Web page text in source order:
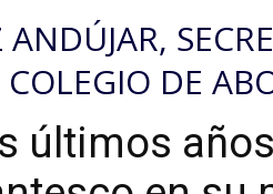
DE
últimos